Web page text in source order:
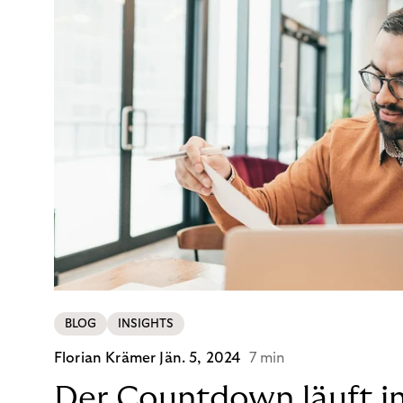
BLOG INSIGHTS
Florian Krämer Jän. 5, 2024 7 min